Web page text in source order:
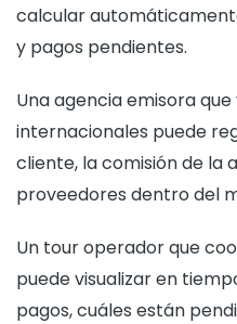
calcular
y pagos pendientes.
Una agencia emisora
internacionales puede
cliente, la comisión de la
proveedores dentro del
Un tour operador que
puede visualizar en
pagos, cuáles están